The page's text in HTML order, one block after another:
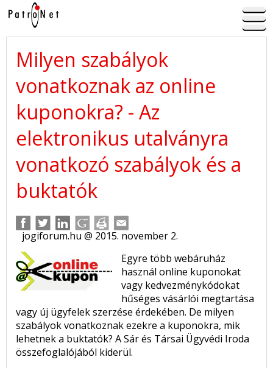
Milyen szabályok
vonatkoznak az online
kuponokra? - Az
elektronikus utalványra
vonatkozó szabályok és a
buktatók
jogiforum.hu @ 2015. november 2.
Egyre több webáruház
használ online kuponokat
vagy kedvezménykódokat
hűséges vásárlói megtartása
vagy új ügyfelek szerzése érdekében. De milyen
szabályok vonatkoznak ezekre a kuponokra, mik
lehetnek a buktatók? A Sár és Társai Ügyvédi Iroda
összefoglalójából kiderül.